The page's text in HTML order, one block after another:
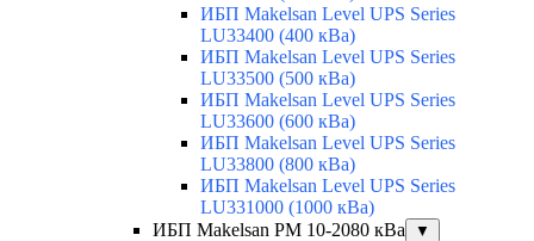
ИБП Makelsan Level UPS Series
LU33400 (400 кВа)
ИБП Makelsan Level UPS Series
LU33500 (500 кВа)
ИБП Makelsan Level UPS Series
LU33600 (600 кВа)
ИБП Makelsan Level UPS Series
LU33800 (800 кВа)
ИБП Makelsan Level UPS Series
LU331000 (1000 кВа)
ИБП Makelsan PM 10-2080 кВа
▼